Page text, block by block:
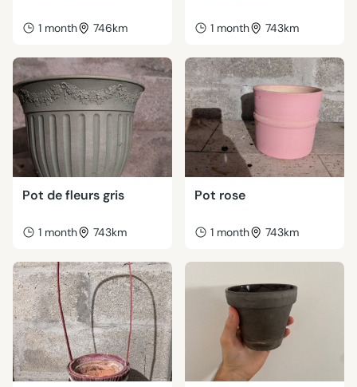
1 month 746km 1 month 743km
Pot de fleurs gris
1 month 743km
Pot rose
1 month 743km